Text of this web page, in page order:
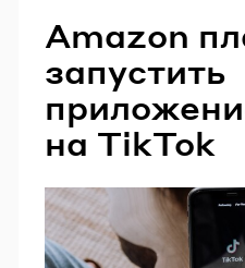
Amazon
запустить
на TikTok